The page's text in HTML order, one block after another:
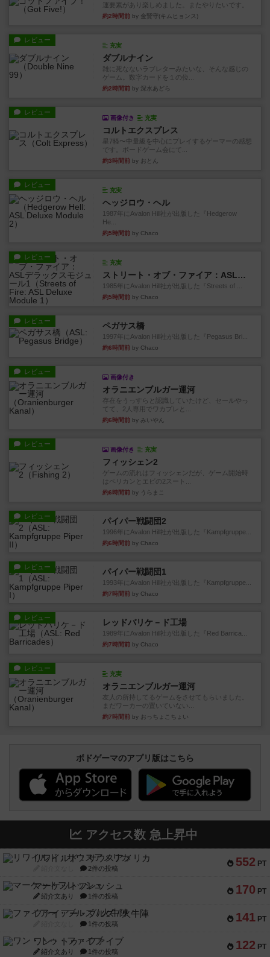
運要素があり楽しめました。またやりたいです。
約2時間前 by 金賢守(キムヒョンス)
レビュー
充実
ダブルナイン
雑に死なないラブレターみたいな、そんな感じの
ゲーム。数字カードを１の位...
約2時間前 by 深水あどら
レビュー
画像付き 充実
コルトエクスプレス
星7軽〜中量級を中心にプレイするゲーマーの感想
です。ボードゲーム会にて...
約3時間前 by おとん
レビュー
充実
ヘッジロウ・ヘル
1987年にAvalon Hill社が出版した『Hedgerow
He...
約5時間前 by Chaco
レビュー
充実
ストリート・オブ・ファイア：ASLデラックスモジュール1
1985年にAvalon Hill社が出版した『Streets of ...
約5時間前 by Chaco
レビュー ペガサス橋
1997年にAvalon Hill社が出版した『Pegasus Bri...
約6時間前 by Chaco
レビュー
画像付き
オラニエンブルガー運河
存在をうっすらと認識していたけど、セールやっ
てて、2人専用でワカプレと...
約6時間前 by みいやん
レビュー
画像付き 充実
フィッシェン2
ゲームの流れはフィッシェンだが、ゲーム開始時
はペリカンとエビの2スート...
約6時間前 by うらまこ
レビュー パイパー戦闘団2
1996年にAvalon Hill社が出版した『Kampfgruppe...
約6時間前 by Chaco
レビュー パイパー戦闘団1
1993年にAvalon Hill社が出版した『Kampfgruppe...
約7時間前 by Chaco
レビュー レッドバリケ－ド工場
1989年にAvalon Hill社が出版した『Red Barrica...
約7時間前 by Chaco
レビュー
充実
オラニエンブルガー運河
友人の所持してるゲームをさせてもらいました。
まだワーカーの置いていない...
約7時間前 by おっちょこちょい
ボドゲーマのアプリ版はこちら
アクセス数 急上昇中
552 PT
リワイルド：サウスアメリカ
2件の投稿
170 PT
マーケットフレッシュ
紹介文あり 1件の投稿
141 PT
ファイアー・ブルズ / 火牛陣
1件の投稿
122 PT
ワン・トゥ・ファイブ
紹介文あり 1件の投稿